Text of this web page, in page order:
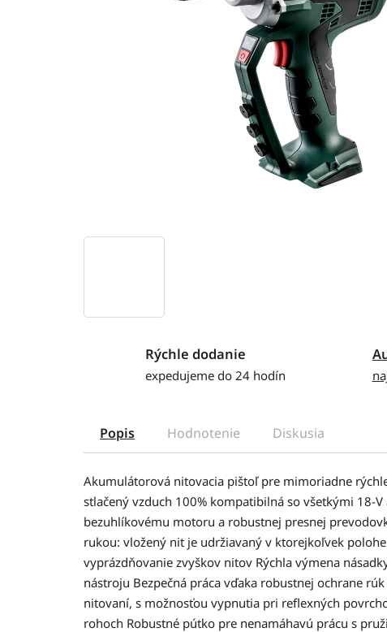
Rýchle dodanie
expedujeme do 24 hodín
Popis Hodnotenie Diskusia
Akumulátorová nitovacia pištoľ pre mimoriadne
stlačený vzduch 100% kompatibilná so všetkými 18-
bezuhlíkovému motoru a robustnej presnej
rukou: vložený nit je udržiavaný v ktorejkoľvek
vyprázdňovanie zvyškov nitov Rýchla výmena
nástroju Bezpečná práca vďaka robustnej ochrane
nitovaní, s možnosťou vypnutia pri reflexných
rohoch Robustné pútko pre nenamáhavú prácu s